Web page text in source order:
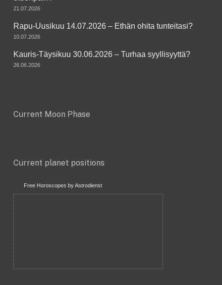
21.07.2026
Rapu-Uusikuu 14.07.2026 – Ethän ohita tunteitasi?
10.07.2026
Kauris-Täysikuu 30.06.2026 – Turhaa syyllisyyttä?
26.06.2026
Current Moon Phase
Current planet positions
Free Horoscopes by Astrodienst